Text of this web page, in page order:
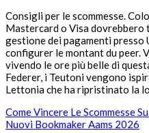
Consigli per le scommesse.
Mastercard o Visa dovrebbero
gestione dei pagamenti presso
configurer le montant du peer.
vivendo le ore più belle di
Federer, i Teutoni vengono
Lettonia che ha ripristinato la
Come Vincere Le Scommesse
Nuovi Bookmaker Aams 2026